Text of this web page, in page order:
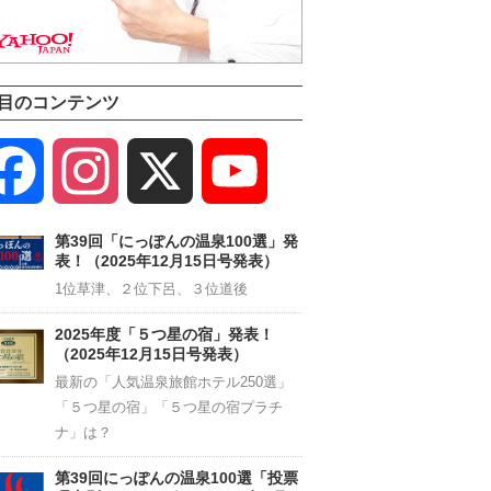
のコンテンツ
Facebook Instagram
Channel
第39回「にっぽんの温泉100選」発
表！（2025年12月15日号発表）
1位草津、２位下呂、３位道後
2025年度「５つ星の宿」発表！
（2025年12月15日号発表）
最新の「人気温泉旅館ホテル250選」
「５つ星の宿」「５つ星の宿プラチ
ナ」は？
第39回にっぽんの温泉100選「投票